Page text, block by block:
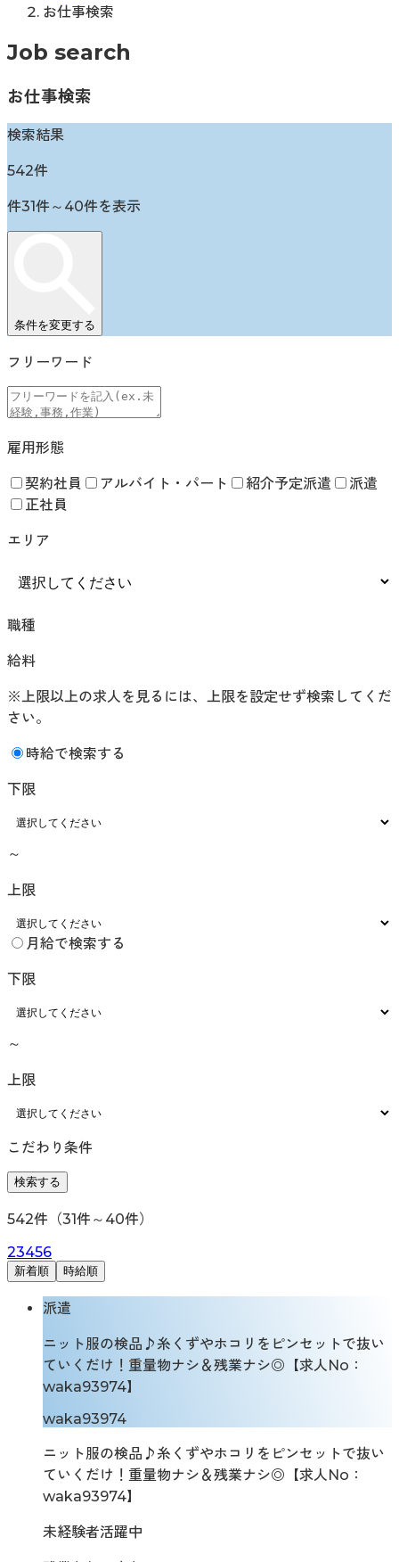
お仕事検索
Job search
お仕事検索
検索結果
542件
件31件～ 40件を表示
条件を変更する
フリーワード
雇用形態
契約社員 アルバイト・パート 紹介予定派遣
派遣
正社員
エリア
職種
給料
※上限以上の求人を見るには、上限を設定せず検索してくだ
さい。
時給で検索する
下限
～
上限
月給で検索する
下限
～
上限
こだわり条件
検索する
542件（31件～ 40件）
23456
新着順 時給順
派遣
ニット服の検品♪糸くずやホコリをピンセットで抜い
ていくだけ！重量物ナシ＆残業ナシ◎【求人No：
waka93974】
waka93974
ニット服の検品♪糸くずやホコリをピンセットで抜い
ていくだけ！重量物ナシ＆残業ナシ◎【求人No：
waka93974】
未経験者活躍中